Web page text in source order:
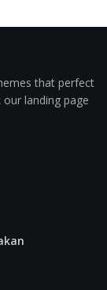
that perfect
landing page